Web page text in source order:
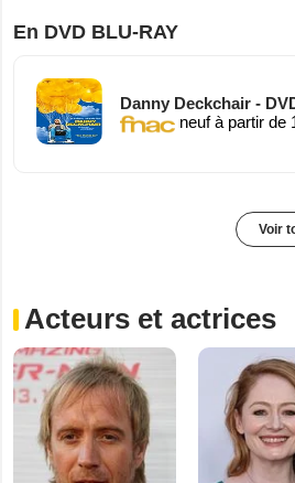
En DVD BLU-RAY
Danny Deckchair -
neuf à partir de
Voir
Acteurs et actrices